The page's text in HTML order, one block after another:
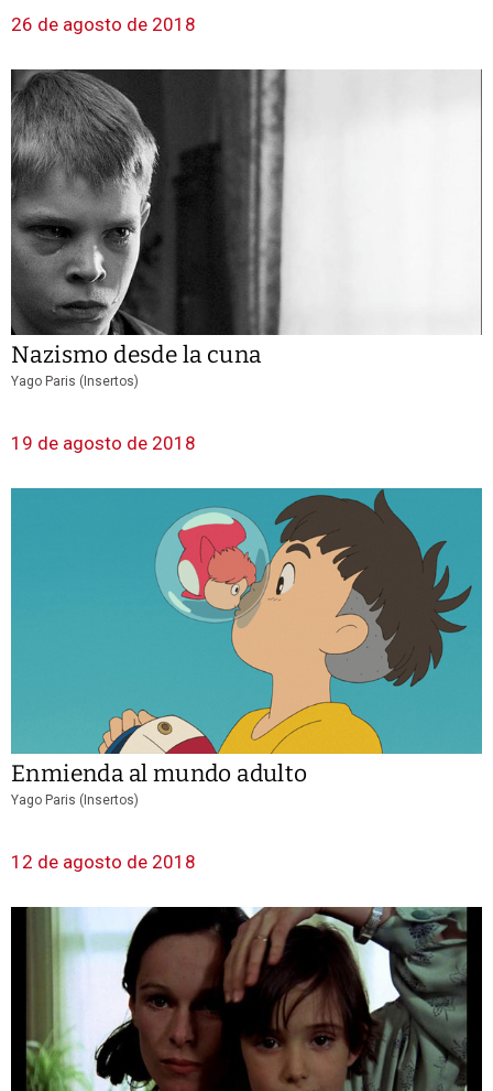
26 de agosto de 2018
Nazismo desde la cuna
Yago Paris (Insertos)
19 de agosto de 2018
Enmienda al mundo adulto
Yago Paris (Insertos)
12 de agosto de 2018